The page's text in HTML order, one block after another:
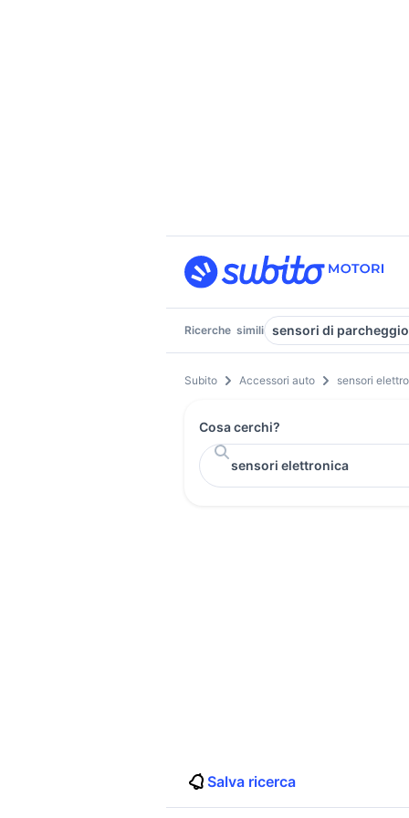
Ricerche simili sensori di
Subito Accessori auto sensori
Cosa cerchi?
Salva ricerca